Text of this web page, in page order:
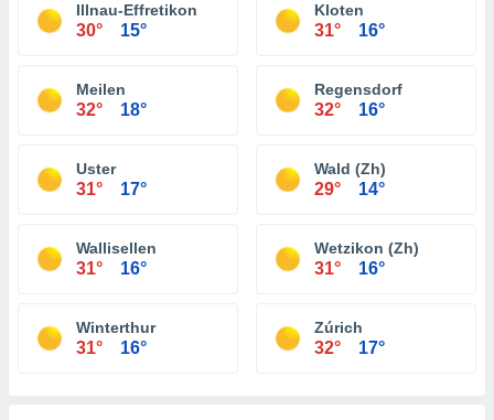
Illnau-Effretikon
30° 15°
Kloten
31° 16°
Meilen
32° 18°
Regensdorf
32° 16°
Uster
31° 17°
Wald (Zh)
29° 14°
Wallisellen
31° 16°
Wetzikon (Zh)
31° 16°
Winterthur
31° 16°
Zúrich
32° 17°